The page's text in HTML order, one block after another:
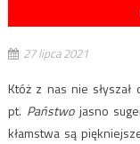
27 lipca 2021
Któż z nas nie
pt. Państwojasno
kłamstwa są